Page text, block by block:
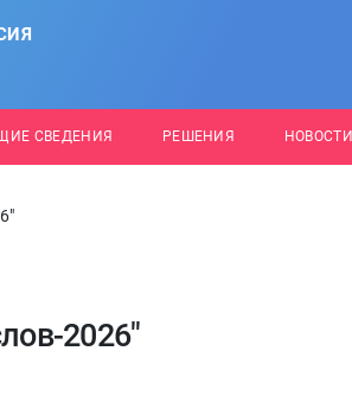
СВЕДЕНИЯ РЕШЕНИЯ НОВОСТИ
2026"